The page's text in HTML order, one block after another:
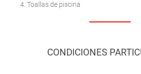
Toallas de piscina
CONDICIONES